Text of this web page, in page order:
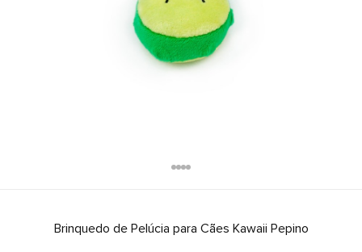
Brinquedo de Pelúcia para Cães Kawaii Pepino